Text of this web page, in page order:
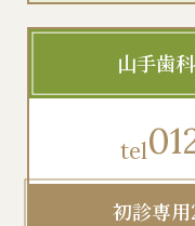
山手歯
tel
初診専